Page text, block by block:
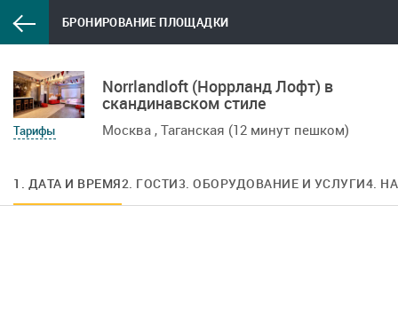
БРОНИРОВАНИЕ ПЛОЩАДКИ
Тарифы
Norrlandloft (Норрланд Лофт) в
скандинавском стиле
Москва , Таганская (12 минут пешком)
1. ДАТА И ВРЕМЯ2. ГОСТИ3. ОБОРУДОВАНИЕ И УСЛУГИ4.